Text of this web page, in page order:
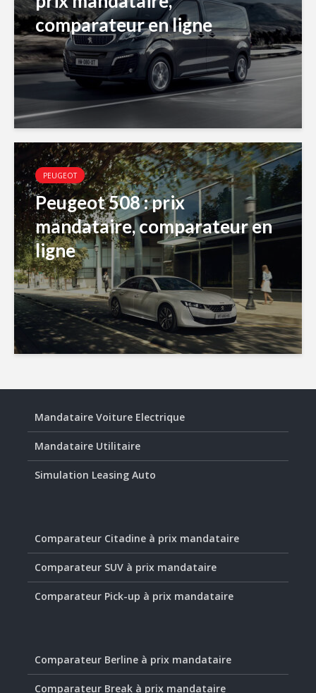
comparateur en ligne
PEUGEOT
Peugeot 508 : prix
mandataire, comparateur en
ligne
Mandataire Voiture Electrique
Mandataire Utilitaire
Simulation Leasing Auto
Comparateur Citadine à prix mandataire
Comparateur SUV à prix mandataire
Comparateur Pick-up à prix mandataire
Comparateur Berline à prix mandataire
Comparateur Break à prix mandataire